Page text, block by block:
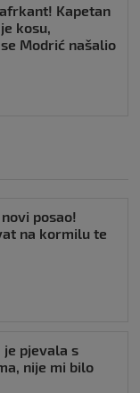
Kapetan
kosu,
Modrić našalio
posao!
na kormilu te
je pjevala s
nije mi bilo